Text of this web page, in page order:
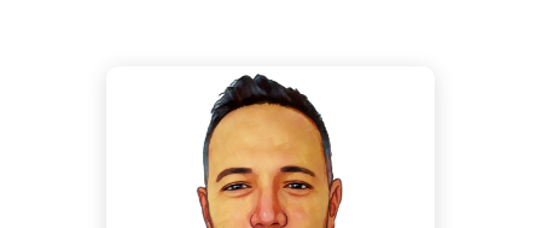
Carlos León Cabrera